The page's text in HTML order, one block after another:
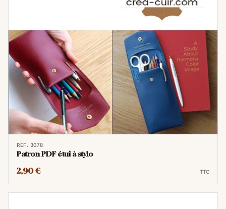
une idée précise : si vous posez deux
feuilles A4 l'une à côté de l'autre, vous
obtenez la taille d'une feuille A3. On
l'utilise généralement pour des affiches
murales, des calendriers ou des visuels
qui demandent plus d'impact.
En conclusion, les patrons de maroquinerie
au format PDF sont devenus une ressource
indispensable pour les artisans et les
passionnés de maroquinerie. Ils offrent une
une variété de styles et d'options
de créer des pièces magnifiques avec plus
RÉF. 3078
Patron PDF étui à stylo
2,90 € TTC